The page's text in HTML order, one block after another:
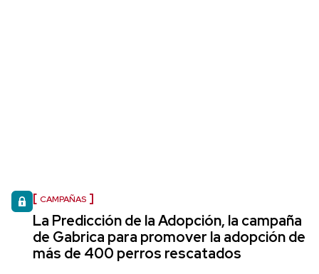
CAMPAÑAS
La Predicción de la Adopción, la campaña
de Gabrica para promover la adopción de
más de 400 perros rescatados